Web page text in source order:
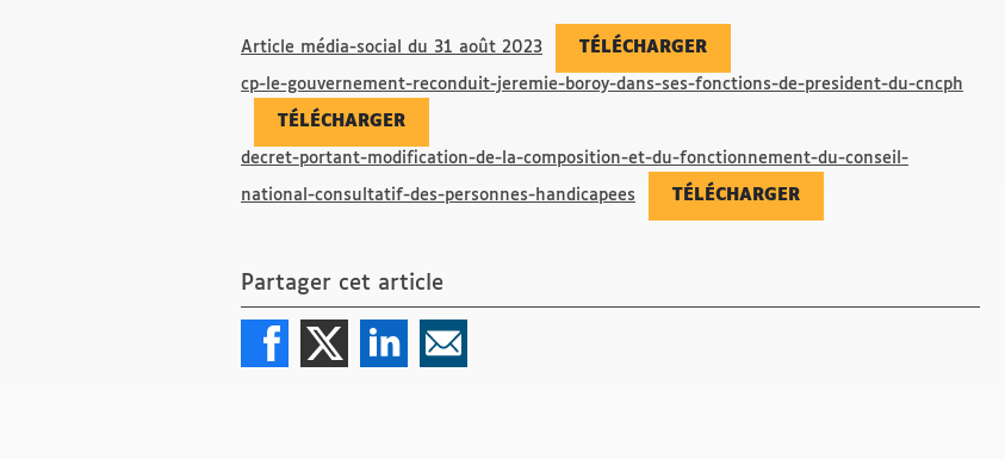
Article média-social du 31 août 2023 TÉLÉCHARGER
cp-le-gouvernement-reconduit-jeremie-boroy-dans-ses-fonctions-de-president-du-cncph
TÉLÉCHARGER
decret-portant-modification-de-la-composition-et-du-fonctionnement-du-conseil-
national-consultatif-des-personnes-handicapees TÉLÉCHARGER
Partager cet article